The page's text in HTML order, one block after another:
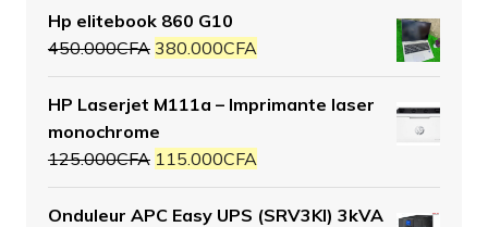
Hp elitebook 860 G10
450.000CFA 380.000CFA
HP Laserjet M111a – Imprimante laser
monochrome
125.000CFA 115.000CFA
Onduleur APC Easy UPS (SRV3KI) 3kVA